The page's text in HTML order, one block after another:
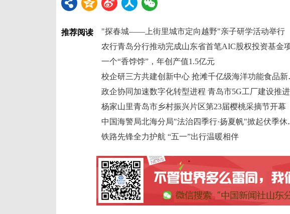
推荐阅读
"探春城——上街里城市定向越野"亲子研学活动举行
一个“香饽饽”，年创产值1.5亿元
校企研
杨家山里青岛市乡村振兴片区第23届樱桃采摘节开幕
中国海警
铁路先锋全力护航 “五一”出行温暖相伴